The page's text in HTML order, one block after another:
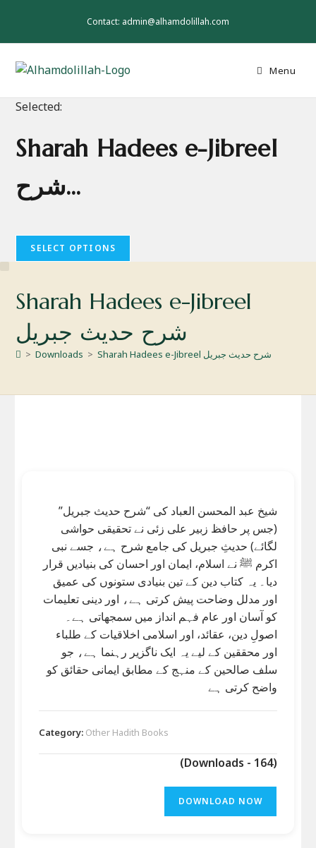
Contact: admin@alhamdolillah.com
Menu
Selected:
Sharah Hadees e-Jibreel
شرح…
SELECT OPTIONS
Sharah Hadees e-Jibreel
شرح حدیث جبریل
> Downloads > Sharah Hadees e-Jibreel شرح حدیث جبریل
شیخ عبد المحسن العباد کی “شرح حدیث جبریل”
(جس پر حافظ زبیر علی زئی نے تحقیقی حواشی
لگائے) حدیثِ جبریل کی جامع شرح ہے، جسے نبی
اکرم ﷺ نے اسلام، ایمان اور احسان کی بنیادیں قرار
دیا۔ یہ کتاب دین کے تین بنیادی ستونوں کی عمیق
اور مدلل وضاحت پیش کرتی ہے، اور دینی تعلیمات
کو آسان اور عام فہم انداز میں سمجھاتی ہے۔
اصولِ دین، عقائد، اور اسلامی اخلاقیات کے طلباء
اور محققین کے لیے یہ ایک ناگزیر رہنما ہے، جو
سلف صالحین کے منہج کے مطابق ایمانی حقائق کو
واضح کرتی ہے
Category: Other Hadith Books
(Downloads - 164)
DOWNLOAD NOW